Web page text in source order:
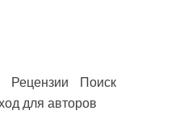
Рецензии
Поиск
для авторов